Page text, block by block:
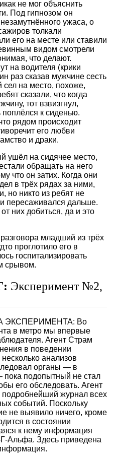
не мог объяснить
Под гипнозом он
ужаса, о
толкали
его на месте или ставили
видом смотрели
что делают.
на водителя (крики
раз сказав мужчине сесть
на место, похоже,
сказали, что когда
тот взвизгнул,
поплёлся к сиденью.
рядом происходит
его любви
и драки.
ушёл на сидячее место,
обращать на него
что он затих. Когда они
в трёх рядах за ними,
но никто из ребят не
пересаживался дальше.
них добиться, да и это
младший из трёх
проглотило его в
госпитализировать
срывом.
Эксперимент №2,
ЭКСПЕРИМЕНТА: Во
в метро мы впервые
Агент Страм
в поведении
анализов
органы — в
подопытный не стал
его обследовать. Агент
журнал всех
событий. Поскольку
не выявило ничего, кроме
в состоянии
к нему информация
Альфа. Здесь приведена